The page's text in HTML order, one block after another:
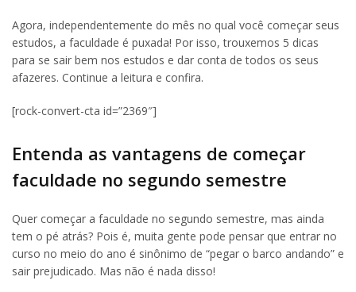
Agora, independentemente do mês no qual você começar seus
estudos, a faculdade é puxada! Por isso, trouxemos 5 dicas
para se sair bem nos estudos e dar conta de todos os seus
afazeres. Continue a leitura e confira.
[rock-convert-cta id=”2369″]
Entenda as vantagens de começar
faculdade no segundo semestre
Quer começar a faculdade no segundo semestre, mas ainda
tem o pé atrás? Pois é, muita gente pode pensar que entrar no
curso no meio do ano é sinônimo de “pegar o barco andando” e
sair prejudicado. Mas não é nada disso!